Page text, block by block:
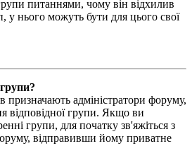
питаннями, чому він відхилив
у нього можуть бути для цього свої
призначають адміністратори форуму,
відповідної групи. Якщо ви
групи, для початку зв'яжіться з
відправивши йому приватне